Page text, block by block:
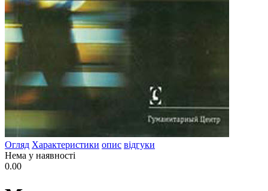
Огляд Характеристики опис відгуки
Нема у наявності
0.00